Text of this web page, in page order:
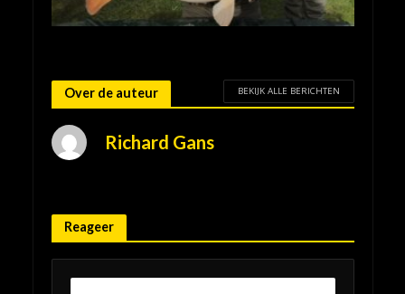
Over de auteur BEKIJK ALLE BERICHTEN
Richard Gans
Reageer